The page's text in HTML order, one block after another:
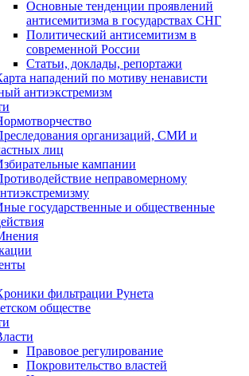
Основные тенденции проявлений
антисемитизма в государствах СНГ
Политический антисемитизм в
современной России
Статьи, доклады, репортажи
нападений по мотиву ненависти
антиэкстремизм
организаций, СМИ и
лиц
кампании
неправомерному
государственные и общественные
фильтрации Рунета
обществе
Правовое регулирование
Покровительство властей